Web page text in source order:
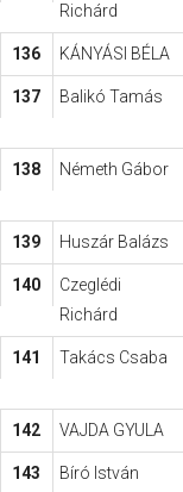
Richárd
136 KÁNYÁSI BÉLA
137 Balikó Tamás
138 Németh Gábor
139 Huszár Balázs
140
Czeglédi
Richárd
141 Takács Csaba
142 VAJDA GYULA
143 Bíró István